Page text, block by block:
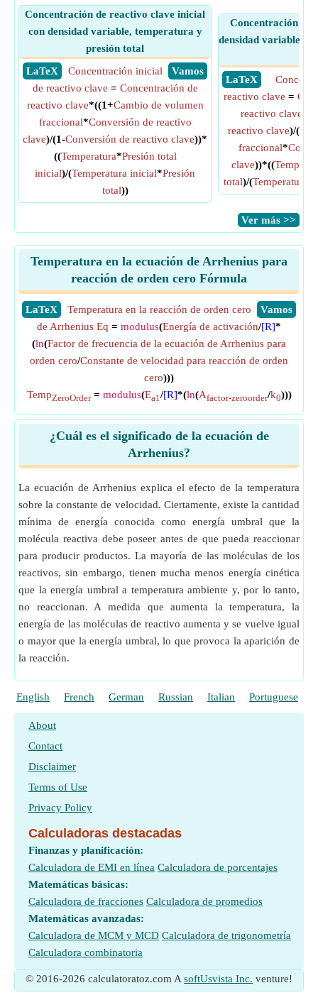
Concentración de reactivo clave inicial
con densidad variable, temperatura y
presión total
​ LaTeX
​ Vamos
Concentración inicial
de reactivo clave = Concentración de
reactivo clave*((1+Cambio de volumen
fraccional*Conversión de reactivo
clave)/(1-Conversión de reactivo clave))*
((Temperatura*Presión total
inicial)/(Temperatura inicial*Presión
total))
Concentración de
densidad variable,
​ LaTeX
reactivo clave =
reactivo clave
reactivo clave)/(1+
fraccional*
clave))*((
total)/(Temperatura
​Ver más >>
Temperatura en la ecuación de Arrhenius para
reacción de orden cero Fórmula
​LaTeX ​Vamos
Temperatura en la reacción de orden cero
de Arrhenius Eq = modulus(Energía de activación/[R]*
(ln(Factor de frecuencia de la ecuación de Arrhenius para
orden cero/Constante de velocidad para reacción de orden
cero)))
TempZeroOrder= modulus(Ea1/[R]*(ln(Afactor-zeroorder/k0)))
¿Cuál es el significado de la ecuación de
Arrhenius?
La ecuación de Arrhenius explica el efecto de la temperatura
sobre la constante de velocidad. Ciertamente, existe la cantidad
mínima de energía conocida como energía umbral que la
molécula reactiva debe poseer antes de que pueda reaccionar
para producir productos. La mayoría de las moléculas de los
reactivos, sin embargo, tienen mucha menos energía cinética
que la energía umbral a temperatura ambiente y, por lo tanto,
no reaccionan. A medida que aumenta la temperatura, la
energía de las moléculas de reactivo aumenta y se vuelve igual
o mayor que la energía umbral, lo que provoca la aparición de
la reacción.
English French German Russian Italian Portuguese
About
Contact
Disclaimer
Terms of Use
Privacy Policy
Calculadoras destacadas
Finanzas y planificación:
Calculadora de EMI en línea Calculadora de porcentajes
Matemáticas básicas:
Calculadora de fracciones Calculadora de promedios
Matemáticas avanzadas:
Calculadora de MCM y MCD Calculadora de trigonometría
Calculadora combinatoria
© 2016-2026 calculatoratoz.com A softUsvista Inc. venture!